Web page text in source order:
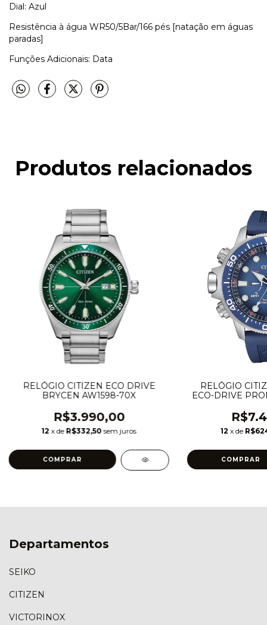
Dial: Azul
Resistência à água WR50/5Bar/166 pés [natação em águas
paradas]
Funções Adicionais: Data
Produtos relacionados
RELÓGIO CITIZEN ECO DRIVE
BRYCEN AW1598-70X
R$3.990,00
12 x de R$332,50 sem juros
RELÓGIO
ECO-DRIVE
12 x de
Departamentos
SEIKO
CITIZEN
VICTORINOX